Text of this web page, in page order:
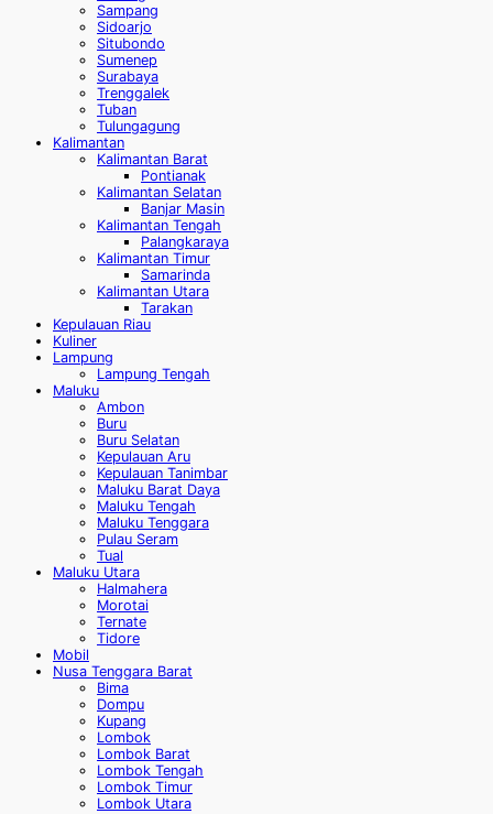
Sampang
Sidoarjo
Situbondo
Sumenep
Surabaya
Trenggalek
Tuban
Tulungagung
Kalimantan
Kalimantan Barat
Pontianak
Kalimantan Selatan
Banjar Masin
Kalimantan Tengah
Palangkaraya
Kalimantan Timur
Samarinda
Kalimantan Utara
Tarakan
Kepulauan Riau
Kuliner
Lampung
Lampung Tengah
Maluku
Ambon
Buru
Buru Selatan
Kepulauan Aru
Kepulauan Tanimbar
Maluku Barat Daya
Maluku Tengah
Maluku Tenggara
Pulau Seram
Tual
Maluku Utara
Halmahera
Morotai
Ternate
Tidore
Mobil
Nusa Tenggara Barat
Bima
Dompu
Kupang
Lombok
Lombok Barat
Lombok Tengah
Lombok Timur
Lombok Utara